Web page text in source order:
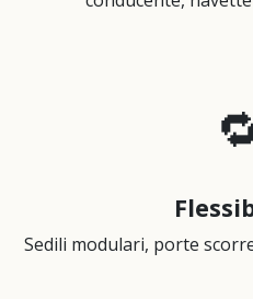
Sedili modulari, porte